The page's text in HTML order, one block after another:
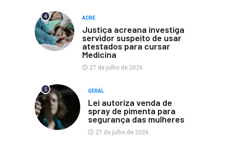
4 ACRE
Justiça acreana investiga
servidor suspeito de usar
atestados para cursar
Medicina
27 de julho de 2026
5 GERAL
Lei autoriza venda de
spray de pimenta para
segurança das mulheres
27 de julho de 2026